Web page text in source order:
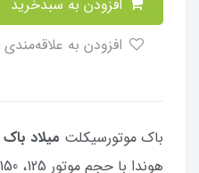
باک موتورسیکلت میلاد باک